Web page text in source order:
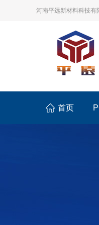
河南平远新材料科技
首页